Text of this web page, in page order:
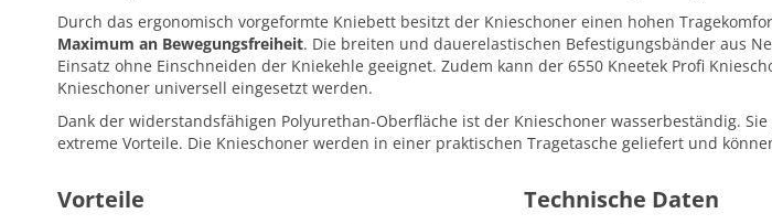
Durch das ergonomisch vorgeformte Kniebett besitzt der Knieschoner einen hohen
Maximum an Bewegungsfreiheit. Die breiten und dauerelastischen Befestigungsbänder aus
Einsatz ohne Einschneiden der Kniekehle geeignet. Zudem kann der 6550 Kneetek Profi
Knieschoner universell eingesetzt werden.
Dank der widerstandsfähigen Polyurethan-Oberfläche ist der Knieschoner wasserbeständig.
extreme Vorteile. Die Knieschoner werden in einer praktischen Tragetasche geliefert und
Vorteile Technische Daten